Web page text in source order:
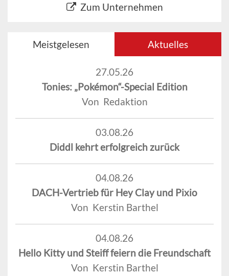
Zum Unternehmen
Meistgelesen Aktuelles
27.05.26
Tonies: „Pokémon“-Special Edition
Von Redaktion
03.08.26
Diddl kehrt erfolgreich zurück
04.08.26
DACH-Vertrieb für Hey Clay und Pixio
Von Kerstin Barthel
04.08.26
Hello Kitty und Steiff feiern die Freundschaft
Von Kerstin Barthel